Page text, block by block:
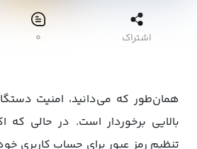
اشتراک ۰
همان‌طور که می‌دانید، امنیت
بالایی برخوردار است. در حالی که
تنظیم رمز عبور برای حساب کاربری